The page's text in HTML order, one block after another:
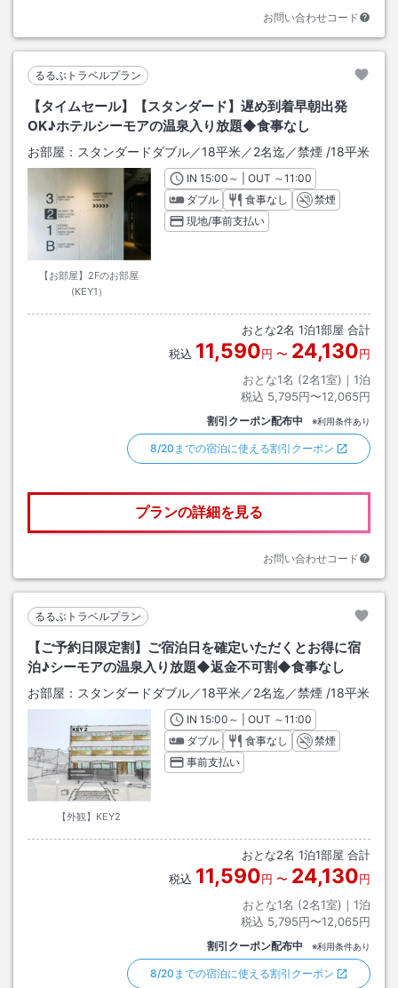
お問い合わせコード
るるぶトラベルプラン
【タイムセール】【スタンダード】遅め到着早朝出発
OK♪ホテルシーモアの温泉入り放題◆食事なし
お部屋： スタンダードダブル／18平米／2名迄／禁煙 /18平米
【お部屋】2Fのお部屋
(KEY1）
INチェックイン
15:00 ～ | OUT チェックアウト
～11:00
ダブル
食事なし
禁煙
現地/事前支払い
おとな2名 1泊1部屋 合計
税込 11,590円 〜 24,130円
おとな1名 (2名1室)｜ 1泊
税込 5,795円〜12,065円
割引クーポン配布中 ※利用条件あり
8/20までの宿泊に使える割引クーポン
プランの詳細を見る
お問い合わせコード
るるぶトラベルプラン
【ご予約日限定割】ご宿泊日を確定いただくとお得に宿
泊♪シーモアの温泉入り放題◆返金不可割◆食事なし
お部屋： スタンダードダブル／18平米／2名迄／禁煙 /18平米
【外観】KEY2
INチェックイン
15:00 ～ | OUT チェックアウト
～11:00
ダブル
食事なし
禁煙
事前支払い
おとな2名 1泊1部屋 合計
税込 11,590円 〜 24,130円
おとな1名 (2名1室)｜ 1泊
税込 5,795円〜12,065円
割引クーポン配布中 ※利用条件あり
8/20までの宿泊に使える割引クーポン